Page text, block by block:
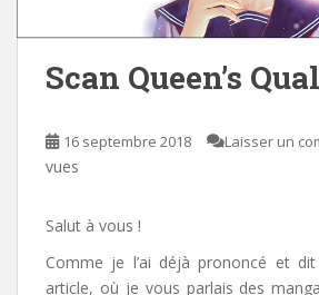
Scan Queen’s
16 septembre 2018 Laisser un
vues
Salut à vous !
Comme je l’ai déjà prononcé et
article, où je vous parlais des